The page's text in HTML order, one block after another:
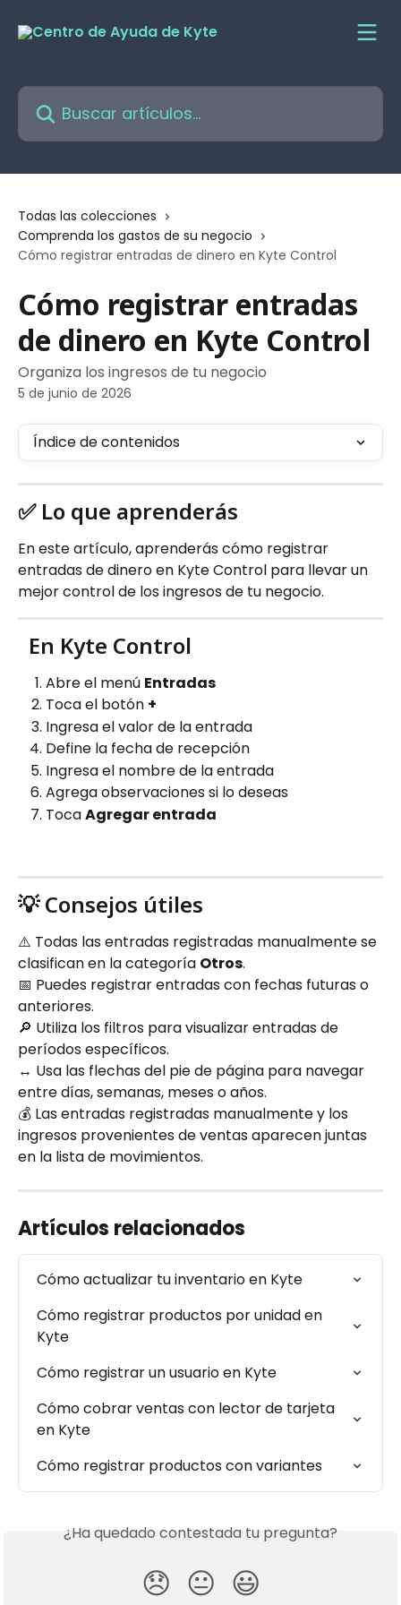
Buscar artículos...
Todas las colecciones
Comprenda los gastos de su negocio
Cómo registrar entradas de dinero en Kyte Control
Cómo registrar entradas
de dinero en Kyte Control
Organiza los ingresos de tu negocio
5 de junio de 2026
Índice de contenidos
✅ Lo que aprenderás
En este artículo, aprenderás cómo registrar
entradas de dinero en Kyte Control para llevar un
mejor control de los ingresos de tu negocio.
En Kyte Control
Abre el menú Entradas
Toca el botón +
Ingresa el valor de la entrada
Define la fecha de recepción
Ingresa el nombre de la entrada
Agrega observaciones si lo deseas
Toca Agregar entrada
💡 Consejos útiles
⚠️ Todas las entradas registradas manualmente se
clasifican en la categoría Otros.
📅 Puedes registrar entradas con fechas futuras o
anteriores.
🔎 Utiliza los filtros para visualizar entradas de
períodos específicos.
↔️ Usa las flechas del pie de página para navegar
entre días, semanas, meses o años.
💰 Las entradas registradas manualmente y los
ingresos provenientes de ventas aparecen juntas
en la lista de movimientos.
Artículos relacionados
Cómo actualizar tu inventario en Kyte
Cómo registrar productos por unidad en
Kyte
Cómo registrar un usuario en Kyte
Cómo cobrar ventas con lector de tarjeta
en Kyte
Cómo registrar productos con variantes
¿Ha quedado contestada tu pregunta?
😞 😐 😃